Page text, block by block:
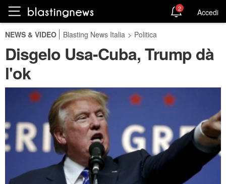
2 Accedi
NEWS & VIDEO Blasting News Italia > Politica
Disgelo Usa-Cuba, Trump dà
l'ok